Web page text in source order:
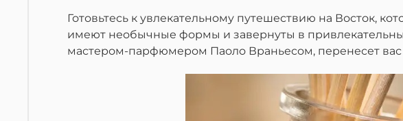
Готовьтесь к увлекательному путешествию на Восток,
имеют необычные формы и завернуты в
мастером-парфюмером Паоло Враньесом, перенесет